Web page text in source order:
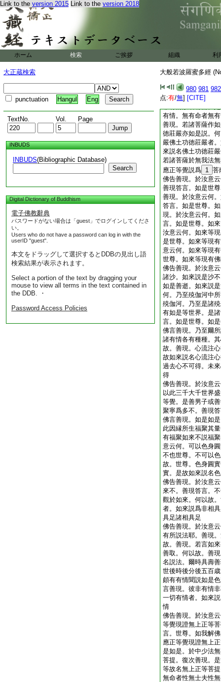
Link to the version 2015 Link to the version 2018
ホーム 検索 ご挨拶 組織 利
大正蔵検索
punctuation Hangul Eng
TextNo. Vol. Page
INBUDS
INBUDS(Bibliographic Database)
Search
Digital Dictionary of Buddhism
電子佛教辭典
パスワードがない場合は「guest」でログインしてくださ
い。
Users who do not have a password can log in with the
userID "guest".
本文をドラッグして選択するとDDBの見出し語
検索結果が表示されます。
Select a portion of the text by dragging your
mouse to view all terms in the text contained in
the DDB. ・
Password Access Policies
大般若波羅蜜多經
980 981 982
点:有/無] [CITE]
現。如來現前等所
即於其中非諦非妄
是佛法。善現。一
白佛言。世尊。如
説爲非身。是故説
是如是。若諸菩薩
少法名菩薩不。善
法名爲菩薩。佛告
有情。無有命者無
善現。若諸菩薩作
徳莊嚴亦如是説。
嚴佛土功徳莊嚴者
來説名佛土功徳莊
若諸菩薩於無我法
應正等覺説爲 1 菩
佛告善現。於汝意
善現答言。如是世
善現。於汝意云何
答言。如是世尊。
現。於汝意云何。
言。如是世尊。如
汝意云何。如來等
是世尊。如來等現
意云何。如來等現
世尊。如來等現有
佛告善現。於汝意
諸沙。如來説是沙
如是善逝。如來説
何。乃至殑伽河中
殑伽河。乃至是諸
有如是等世界。是
言。如是世尊。如
佛言善現。乃至爾
諸有情各有種種。
故。善現。心流注
故如來説名心流注
過去心不可得。未
得
佛告善現。於汝意
以此三千大千世界
等覺。是善男子或
聚寧爲多不。善現
佛言善現。如是如
此因縁所生福聚其
有福聚如來不説福
意云何。可以色身
不也世尊。不可以
故。世尊。色身圓
實。是故如來説名
佛告善現。於汝意
來不。善現答言。
觀於如來。何以故
者。如來説爲非相
具足諸相具足
佛告善現。於汝意
有所説法耶。善現
故。善現。若言如
善取。何以故。善
名説法。爾時具壽
世後時後分後五百
頗有有情聞説如是
言善現。彼非有情
一切有情者。如來
情
佛告善現。於汝意
等覺現證無上正等
言。世尊。如我解
應正等覺現證無上
是如是。於中少法
菩提。復次善現。
等故名無上正等菩
無命者性無士夫性